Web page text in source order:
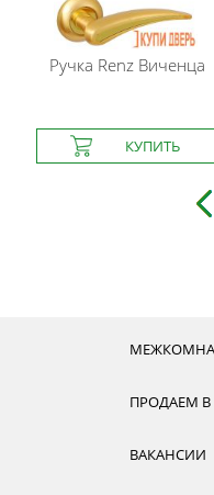
Ручка Renz Виченца
ПРОДАЕМ В
ВАКАНСИИ